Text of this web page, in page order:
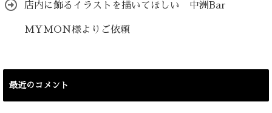
店内に飾るイラストを描いてほしい 中洲Bar
MYMON様よりご依頼
最近のコメント